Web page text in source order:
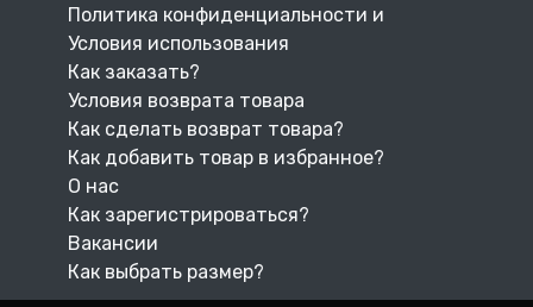
Политика конфиденциальности и
Условия использования
Как заказать?
Условия возврата товара
Как сделать возврат товара?
Как добавить товар в избранное?
О нас
Как зарегистрироваться?
Вакансии
Как выбрать размер?